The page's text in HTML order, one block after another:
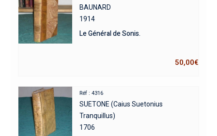
BAUNARD
1914
Le Général de Sonis.
50,00€
Réf : 4316
SUETONE (Caius Suetonius
Tranquillus)
1706